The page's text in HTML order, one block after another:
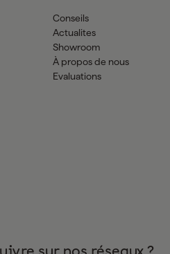
Conseils
Actualites
Showroom
À propos de nous
Evaluations